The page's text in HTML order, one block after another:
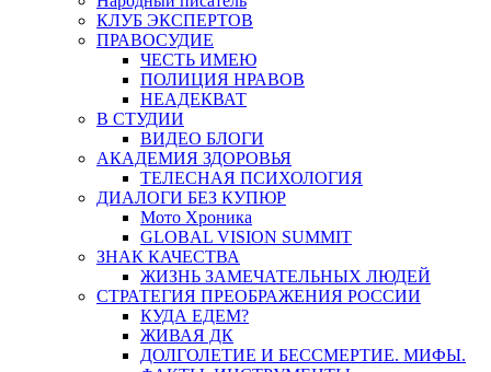
КЛУБ ЭКСПЕРТОВ
ПРАВОСУДИЕ
ЧЕСТЬ ИМЕЮ
ПОЛИЦИЯ НРАВОВ
НЕАДЕКВАТ
В СТУДИИ
ВИДЕО БЛОГИ
АКАДЕМИЯ ЗДОРОВЬЯ
ТЕЛЕСНАЯ ПСИХОЛОГИЯ
ДИАЛОГИ БЕЗ КУПЮР
Мото Хроника
GLOBAL VISION SUMMIT
ЗНАК КАЧЕСТВА
ЖИЗНЬ ЗАМЕЧАТЕЛЬНЫХ ЛЮДЕЙ
СТРАТЕГИЯ ПРЕОБРАЖЕНИЯ РОССИИ
КУДА ЕДЕМ?
ЖИВАЯ ДК
ДОЛГОЛЕТИЕ И БЕССМЕРТИЕ. МИФЫ.